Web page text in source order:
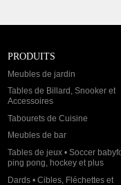
PRODUITS
Meubles de jardin
Tables de Billard, Snooker et
Accessoires
Tabourets de Cuisine
Meubles de bar
Tables de jeux • Soccer
ping pong, hockey et plus
Dards • Cibles, Fléchettes et